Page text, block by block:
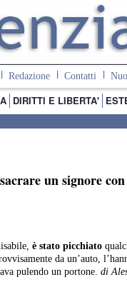
Redazione Contatti
DIRITTI E LIBERTA'
un signore
è stato picchiato
da un’auto,
pulendo un portone. di